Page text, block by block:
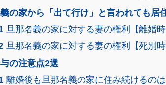
の家から「出て行け」と言われても居
旦那名義の家に対する妻の権利【離婚時
旦那名義の家に対する妻の権利【死別時
の注意点2選
離婚後も旦那名義の家に住み続けるの